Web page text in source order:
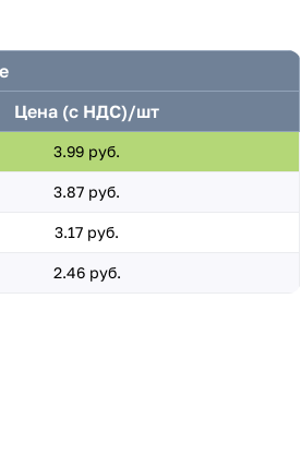
Цена (с НДС)/шт
3.99 руб.
3.87 руб.
3.17 руб.
2.46 руб.